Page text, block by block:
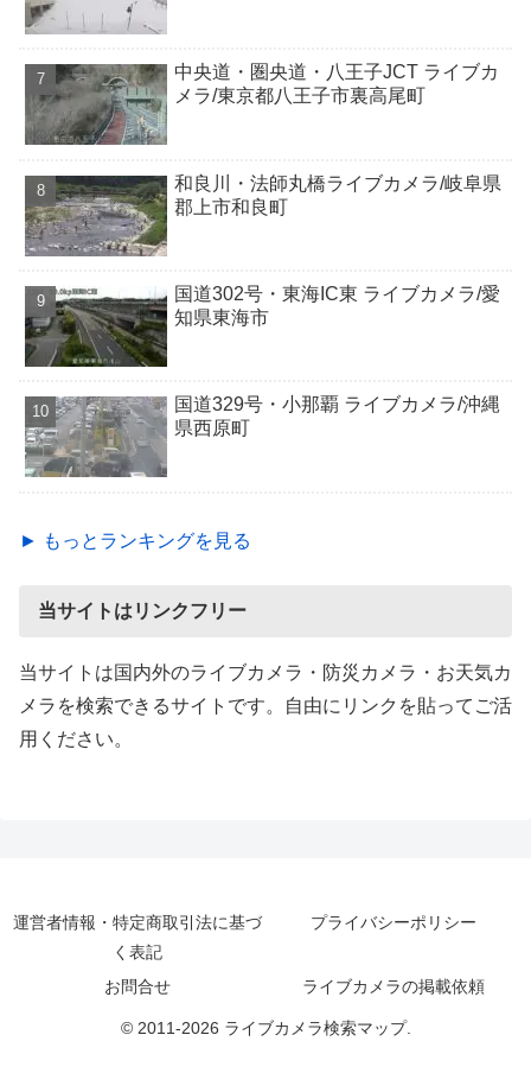
中央道・圏央道・八王子JCT ライブカ
メラ/東京都八王子市裏高尾町
和良川・法師丸橋ライブカメラ/岐阜県
郡上市和良町
国道302号・東海IC東 ライブカメラ/愛
知県東海市
国道329号・小那覇 ライブカメラ/沖縄
県西原町
► もっとランキングを見る
当サイトはリンクフリー
当サイトは国内外のライブカメラ・防災カメラ・お天気カ
メラを検索できるサイトです。自由にリンクを貼ってご活
用ください。
運営者情報・特定商取引法に基づ
く表記
プライバシーポリシー
お問合せ ライブカメラの掲載依頼
© 2011-2026 ライブカメラ検索マップ.